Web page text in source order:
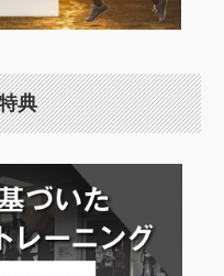
典